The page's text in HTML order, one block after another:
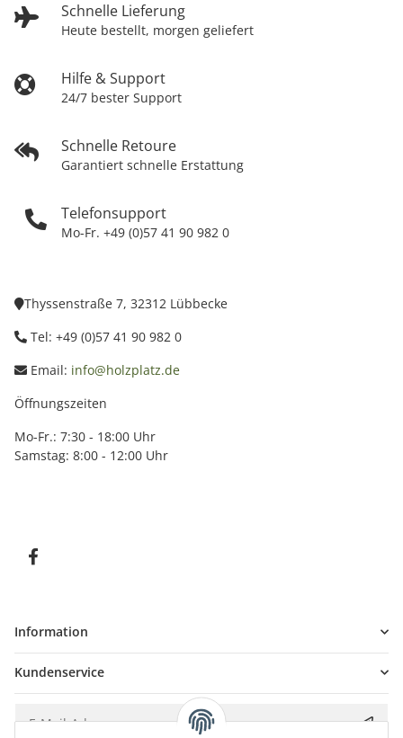
Schnelle Lieferung
Heute bestellt, morgen geliefert
Hilfe & Support
24/7 bester Support
Schnelle Retoure
Garantiert schnelle Erstattung
Telefonsupport
Mo-Fr. +49 (0)57 41 90 982 0
Thyssenstraße 7, 32312 Lübbecke
Tel: +49 (0)57 41 90 982 0
Email: info@holzplatz.de
Öffnungszeiten
Mo-Fr.: 7:30 - 18:00 Uhr
Samstag: 8:00 - 12:00 Uhr
Information
Kundenservice